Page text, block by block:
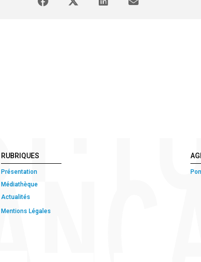
RUBRIQUES
Présentation
Médiathèque
Actualités
Mentions Légales